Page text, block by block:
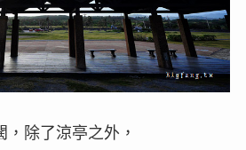
除了涼亭之外，